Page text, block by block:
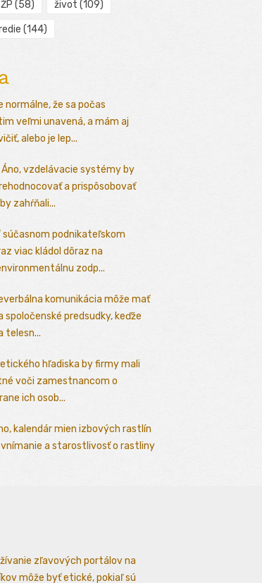
ŽP (58) život (109)
(144)
normálne, že sa počas
veľmi unavená, a mám aj
alebo je lep...
Áno, vzdelávacie systémy by
a prispôsobovať
zahŕňali...
súčasnom podnikateľskom
viac kládol dôraz na
zodp...
komunikácia môže mať
spoločenské predsudky, keďže
telesn...
hľadiska by firmy mali
voči zamestnancom o
ich osob...
kalendár mien izbových rastlín
a starostlivosť o rastliny
zľavových portálov na
môže byť etické, pokiaľ sú